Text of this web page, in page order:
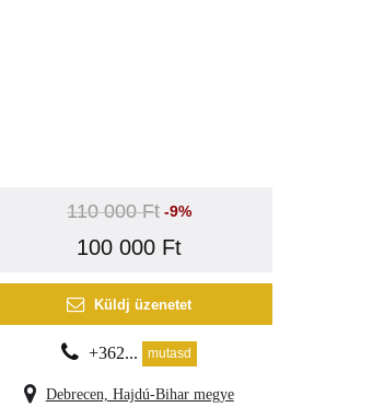
110 000 Ft-9%
100 000 Ft
Küldj üzenetet
+362... mutasd
Debrecen, Hajdú-Bihar megye